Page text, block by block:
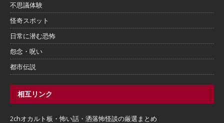
不思議体験
怪奇スポット
日常に潜む恐怖
怨念・呪い
都市伝説
相互リンク
2chオカルト板・怖い話・洒落怖怪談の厳選まとめ